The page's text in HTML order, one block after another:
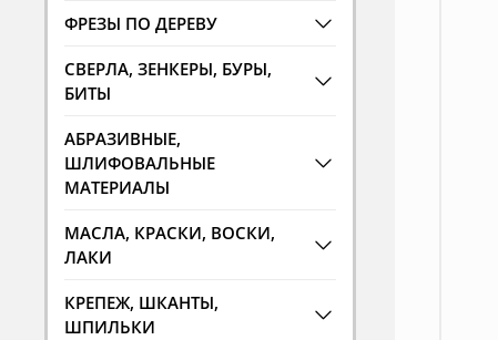
ФРЕЗЫ ПО ДЕРЕВУ
СВЕРЛА, ЗЕНКЕРЫ, БУРЫ,
БИТЫ
АБРАЗИВНЫЕ,
ШЛИФОВАЛЬНЫЕ
МАТЕРИАЛЫ
МАСЛА, КРАСКИ, ВОСКИ,
ЛАКИ
КРЕПЕЖ, ШКАНТЫ,
ШПИЛЬКИ